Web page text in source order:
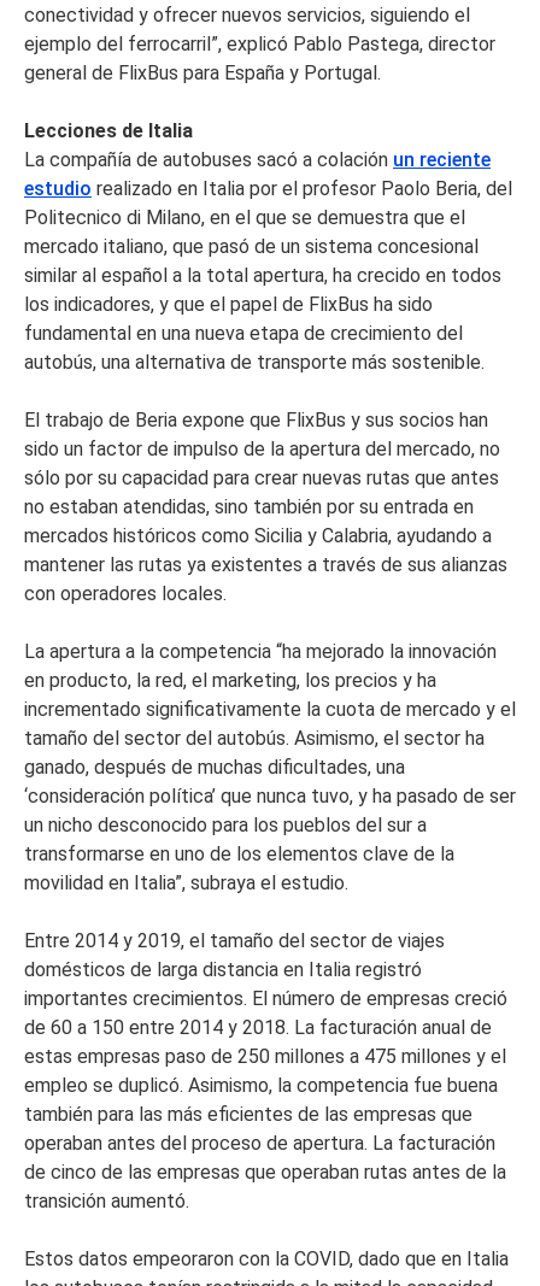
conectividad y ofrecer nuevos servicios, siguiendo el
ejemplo del ferrocarril”, explicó Pablo Pastega, director
general de FlixBus para España y Portugal.
Lecciones de Italia
La compañía de autobuses sacó a colación un reciente
estudio realizado en Italia por el profesor Paolo Beria, del
Politecnico di Milano, en el que se demuestra que el
mercado italiano, que pasó de un sistema concesional
similar al español a la total apertura, ha crecido en todos
los indicadores, y que el papel de FlixBus ha sido
fundamental en una nueva etapa de crecimiento del
autobús, una alternativa de transporte más sostenible.
El trabajo de Beria expone que FlixBus y sus socios han
sido un factor de impulso de la apertura del mercado, no
sólo por su capacidad para crear nuevas rutas que antes
no estaban atendidas, sino también por su entrada en
mercados históricos como Sicilia y Calabria, ayudando a
mantener las rutas ya existentes a través de sus alianzas
con operadores locales.
La apertura a la competencia “ha mejorado la innovación
en producto, la red, el marketing, los precios y ha
incrementado significativamente la cuota de mercado y el
tamaño del sector del autobús. Asimismo, el sector ha
ganado, después de muchas dificultades, una
‘consideración política’ que nunca tuvo, y ha pasado de ser
un nicho desconocido para los pueblos del sur a
transformarse en uno de los elementos clave de la
movilidad en Italia”, subraya el estudio.
Entre 2014 y 2019, el tamaño del sector de viajes
domésticos de larga distancia en Italia registró
importantes crecimientos. El número de empresas creció
de 60 a 150 entre 2014 y 2018. La facturación anual de
estas empresas paso de 250 millones a 475 millones y el
empleo se duplicó. Asimismo, la competencia fue buena
también para las más eficientes de las empresas que
operaban antes del proceso de apertura. La facturación
de cinco de las empresas que operaban rutas antes de la
transición aumentó.
Estos datos empeoraron con la COVID, dado que en Italia